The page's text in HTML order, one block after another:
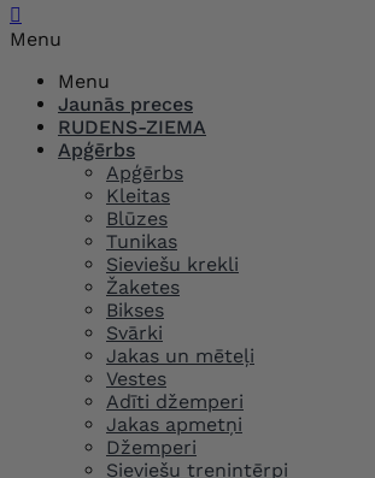

Menu
Menu
Jaunās preces
RUDENS-ZIEMA
Apģērbs
Apģērbs
Kleitas
Blūzes
Tunikas
Sieviešu krekli
Žaketes
Bikses
Svārki
Jakas un mēteļi
Vestes
Adīti džemperi
Jakas apmetņi
Džemperi
Sieviešu treniņtērpi